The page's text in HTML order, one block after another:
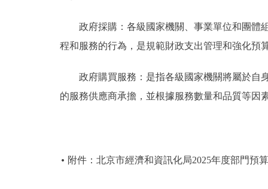
政府採購：各級國家機關、事業單位和團體組
程和服務的行為，是規範財政支出管理和強化預
政府購買服務：是指各級國家機關將屬於自身
的服務供應商承擔，並根據服務數量和品質等因
附件：北京市經濟和資訊化局2025年度部門預